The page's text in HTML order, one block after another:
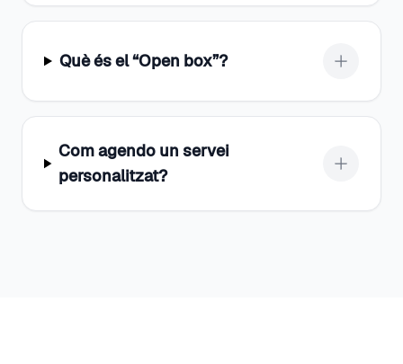
Què és el “Open box”?
Com agendo un servei
personalitzat?